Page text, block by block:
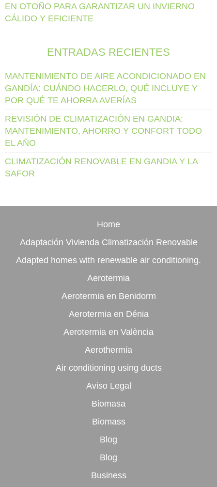
EN OTOÑO PARA GARANTIZAR UN INVIERNO
CÁLIDO Y EFICIENTE
ENTRADAS RECIENTES
MANTENIMIENTO DE AIRE ACONDICIONADO EN
GANDÍA: CUÁNDO HACERLO, QUÉ INCLUYE Y
POR QUÉ TE AHORRA AVERÍAS
REVISIÓN DE CLIMATIZACIÓN EN GANDIA:
MANTENIMIENTO, AHORRO Y CONFORT TODO
EL AÑO
CLIMATIZACIÓN RENOVABLE EN GANDIA Y LA
SAFOR
Home
Adaptación Vivienda Climatización Renovable
Adapted homes with renewable air conditioning.
Aerotermia
Aerotermia en Benidorm
Aerotermia en Dénia
Aerotermia en València
Aerothermia
Air conditioning using ducts
Aviso Legal
Biomasa
Biomass
Blog
Blog
Business